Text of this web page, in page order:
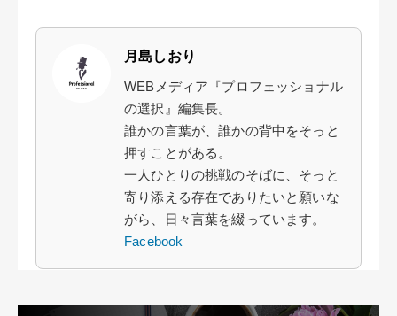
月島しおり
WEBメディア『プロフェッショナル
の選択』編集長。
誰かの言葉が、誰かの背中をそっと
押すことがある。
一人ひとりの挑戦のそばに、そっと
寄り添える存在でありたいと願いな
がら、日々言葉を綴っています。
Facebook